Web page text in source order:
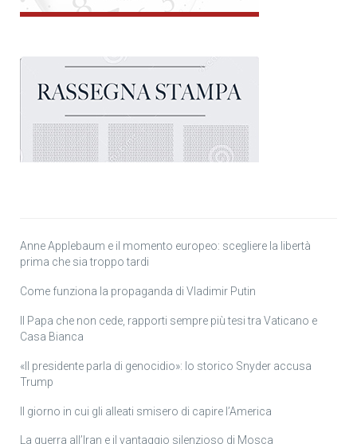
Anne Applebaum e il momento europeo: scegliere la libertà
prima che sia troppo tardi
Come funziona la propaganda di Vladimir Putin
Il Papa che non cede, rapporti sempre più tesi tra Vaticano e
Casa Bianca
«Il presidente parla di genocidio»: lo storico Snyder accusa
Trump
Il giorno in cui gli alleati smisero di capire l’America
La guerra all’Iran e il vantaggio silenzioso di Mosca